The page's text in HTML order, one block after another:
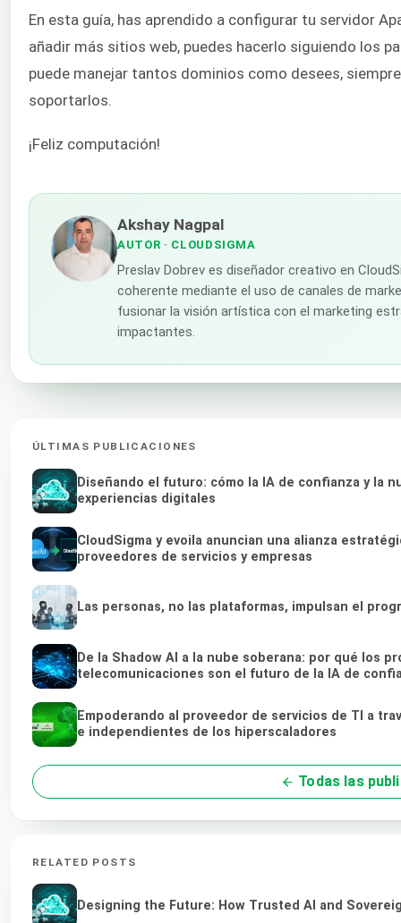
En esta guía, has aprendido a configurar tu servidor
añadir más sitios web, puedes hacerlo siguiendo los
puede manejar tantos dominios como desees,
soportarlos.
¡Feliz computación!
Akshay Nagpal
AUTOR · CLOUDSIGMA
Preslav Dobrev es diseñador creativo en
coherente mediante el uso de canales de
fusionar la visión artística con el marketing
impactantes.
ÚLTIMAS PUBLICACIONES
Diseñando el futuro: cómo la IA de confianza y la
experiencias digitales
CloudSigma y evoila anuncian una alianza
proveedores de servicios y empresas
Las personas, no las plataformas, impulsan el
De la Shadow AI a la nube soberana: por qué los
telecomunicaciones son el futuro de la IA de
Empoderando al proveedor de servicios de TI a
e independientes de los hiperscaladores
Todas las
RELATED POSTS
Designing the Future: How Trusted AI and